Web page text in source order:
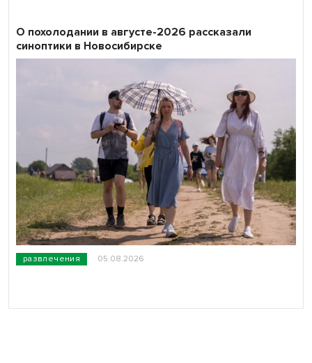
развлечения 05.08.2026
О похолодании в августе-2026 рассказали
синоптики в Новосибирске